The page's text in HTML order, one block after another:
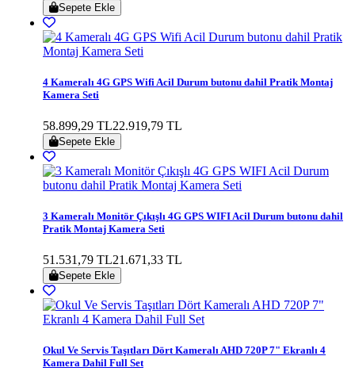
Sepete Ekle
4 Kameralı 4G GPS Wifi Acil Durum butonu dahil Pratik Montaj
Kamera Seti
58.899,29 TL22.919,79 TL
Sepete Ekle
3 Kameralı Monitör Çıkışlı 4G GPS WIFI Acil Durum butonu dahil
Pratik Montaj Kamera Seti
51.531,79 TL21.671,33 TL
Sepete Ekle
Okul Ve Servis Taşıtları Dört Kameralı AHD 720P 7" Ekranlı 4
Kamera Dahil Full Set